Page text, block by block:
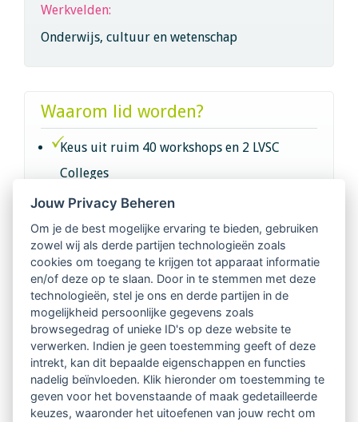
Werkvelden:
Onderwijs, cultuur en wetenschap
Waarom lid worden?
Keus uit ruim 40 workshops en 2 LVSC
Colleges
Intervisie met geregistreerde vakgenoten
Netwerk van 2100 professionals in 14
regio's
Vindbaar voor opdrachtgevers
Tijdschrift voor
Begeleidingskunde & kennisbank
Beroepsregistratie (LVSC keurmerk)
Jouw Privacy Beheren
Om je de best mogelijke ervaring te bieden, gebruiken
zowel wij als derde partijen technologieën zoals
cookies om toegang te krijgen tot apparaat informatie
en/of deze op te slaan. Door in te stemmen met deze
technologieën, stel je ons en derde partijen in de
mogelijkheid persoonlijke gegevens zoals
browsegedrag of unieke ID's op deze website te
verwerken. Indien je geen toestemming geeft of deze
intrekt, kan dit bepaalde eigenschappen en functies
nadelig beïnvloeden. Klik hieronder om toestemming te
geven voor het bovenstaande of maak gedetailleerde
keuzes, waaronder het uitoefenen van jouw recht om